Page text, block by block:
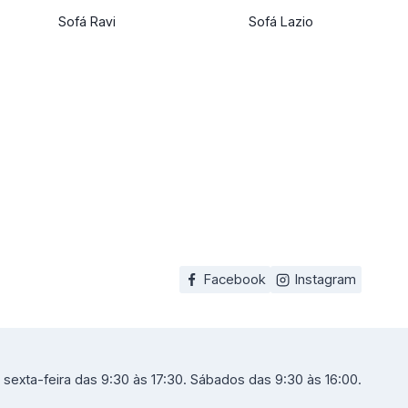
Sofá Ravi Sofá Lazio
Facebook Instagram
sexta-feira das 9:30 às 17:30. Sábados das 9:30 às 16:00.